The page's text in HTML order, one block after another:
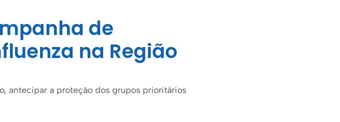
de
na Região
antecipar a proteção dos grupos prioritários